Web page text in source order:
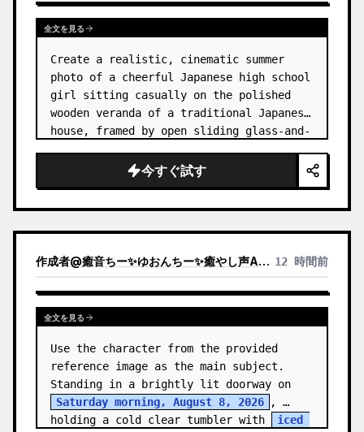
全文を見る
Create a realistic, cinematic summer
photo of a cheerful Japanese high school
girl sitting casually on the polished
wooden veranda of a traditional Japanese
house, framed by open sliding glass-and-
style school uniform top w…
今すぐ試す
作成者@癒音ちー✨ゆおんちー✨癒やし声ASMRとAI 12 時間前
全文を見る
Use the character from the provided
reference image as the main subject.
Saturday morning, August 8, 2026
,
holding a cold clear tumbler with
iced